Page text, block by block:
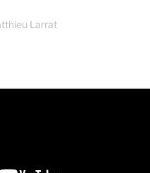
Larrat